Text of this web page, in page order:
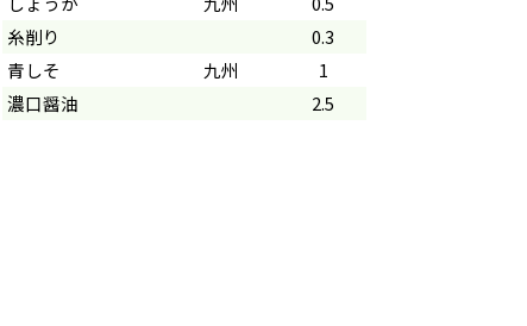
糸削り
0.3
青しそ
九州
1
濃口醤油
2.5